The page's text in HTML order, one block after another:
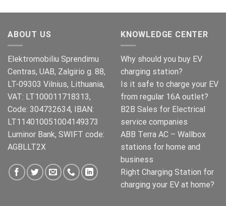
var:
er:
ABOUT US
Elektromobiliu Sprendimu
Centras, UAB, Zalgirio g. 88,
LT-09303 Vilnius, Lithuania,
VAT: LT100011718313,
Code: 304732634, IBAN:
LT114010051004149373
Luminor Bank, SWIFT code:
AGBLLT2X
KNOWLEDGE CENTER
Why should you buy EV
charging station?
Is it safe to charge your EV
from regular 16A outlet?
B2B Sales for Electrical
service companies
ABB Terra AC – Wallbox
stations for home and
business
Right Charging Station for
charging your EV at home?